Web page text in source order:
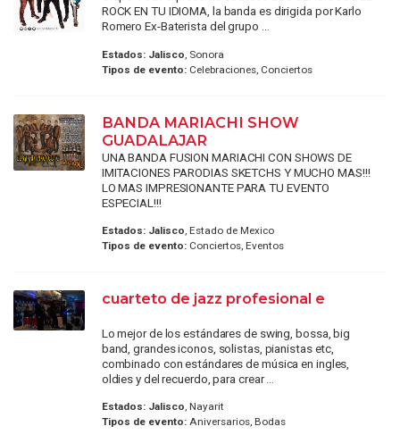
ROCK EN TU IDIOMA, la banda es dirigida por Karlo
Romero Ex-Baterista del grupo ...
Estados: Jalisco , Sonora
Tipos de evento:Celebraciones, Conciertos
BANDA MARIACHI SHOW
GUADALAJAR
UNA BANDA FUSION MARIACHI CON SHOWS DE
IMITACIONES PARODIAS SKETCHS Y MUCHO MAS!!!
LO MAS IMPRESIONANTE PARA TU EVENTO
ESPECIAL!!!
Estados: Jalisco, Estado de Mexico
Tipos de evento:Conciertos, Eventos
cuarteto de jazz profesional e
Lo mejor de los estándares de swing, bossa, big
band, grandes iconos, solistas, pianistas etc,
combinado con estándares de música en ingles,
oldies y del recuerdo, para crear ...
Estados: Jalisco, Nayarit
Tipos de evento:Aniversarios, Bodas